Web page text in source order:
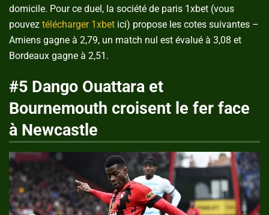
domicile. Pour ce duel, la société de paris 1xbet (vous
pouvez télécharger 1xbet ici) propose les cotes suivantes –
Amiens gagne à 2,79, un match nul est évalué à 3,08 et
Bordeaux gagne à 2,51.
#5 Dango Ouattara et
Bournemouth croisent le fer face
à Newcastle